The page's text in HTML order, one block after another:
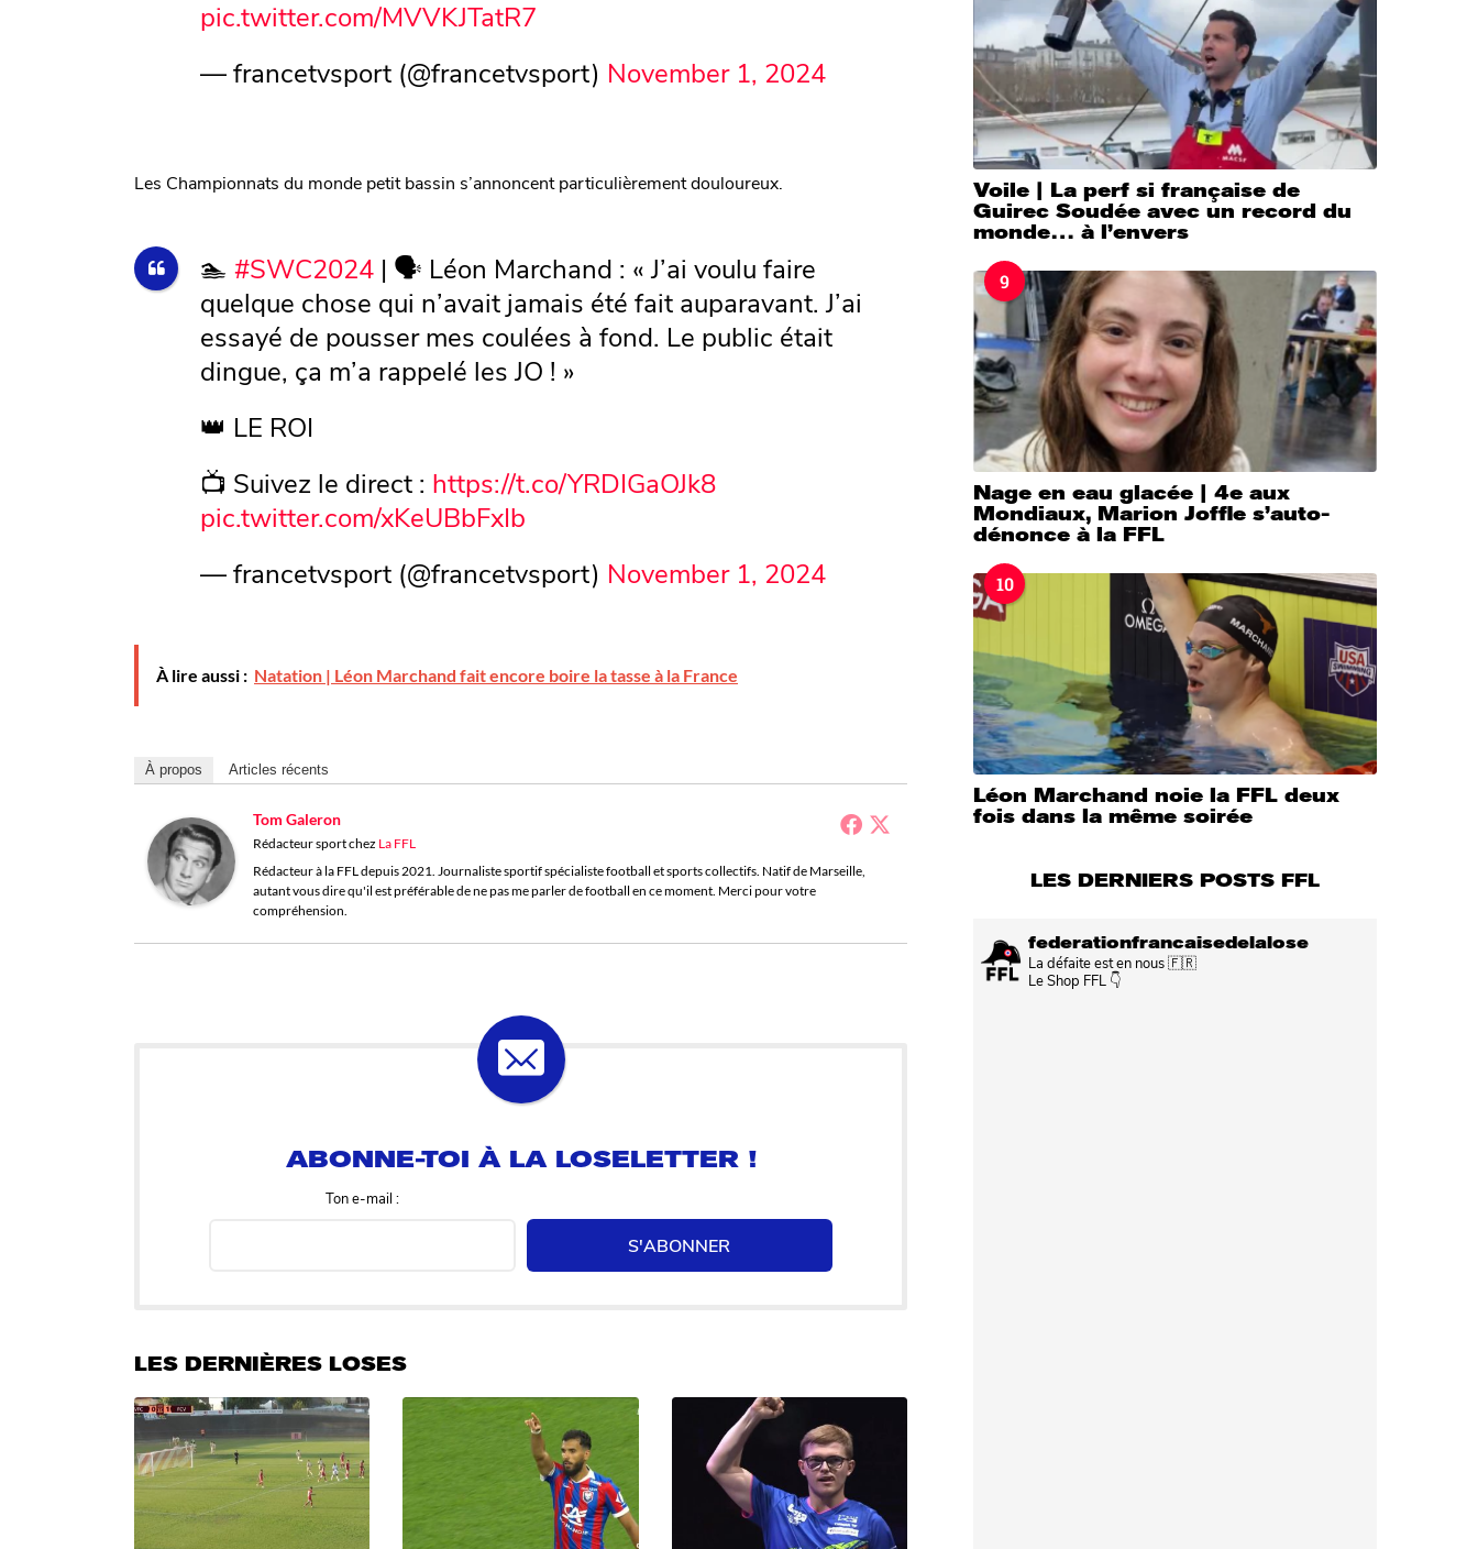
pic.twitter.com/MVVKJTatR7
— francetvsport (@francetvsport) November 1, 2024
Les Championnats du monde petit bassin s’annoncent particulièrement douloureux.
🏊 #SWC2024 | 🗣️ Léon Marchand : « J’ai voulu faire
quelque chose qui n’avait jamais été fait auparavant. J’ai
essayé de pousser mes coulées à fond. Le public était
dingue, ça m’a rappelé les JO ! »
👑 LE ROI
📺 Suivez le direct : https://t.co/YRDIGaOJk8
pic.twitter.com/xKeUBbFxIb
— francetvsport (@francetvsport) November 1, 2024
À lire aussi : Natation | Léon Marchand fait encore boire la tasse à la France
À propos Articles récents
Tom Galeron
Rédacteur sportchez La FFL
Rédacteur à la FFL depuis 2021. Journaliste sportif spécialiste football et sports collectifs. Natif de Marseille,
autant vous dire qu'il est préférable de ne pas me parler de football en ce moment. Merci pour votre
compréhension.
Ton e-mail :
S'ABONNER
LES DERNIÈRES LOSES
Voile | La perf si française de
Guirec Soudée avec un record du
monde… à l’envers
9
Nage en eau glacée | 4e aux
Mondiaux, Marion Joffle s’auto-
dénonce à la FFL
10
Léon Marchand noie la FFL deux
fois dans la même soirée
LES DERNIERS POSTS FFL
federationfrancaisedelalose
La défaite est en nous 🇫🇷
Le Shop FFL 👇